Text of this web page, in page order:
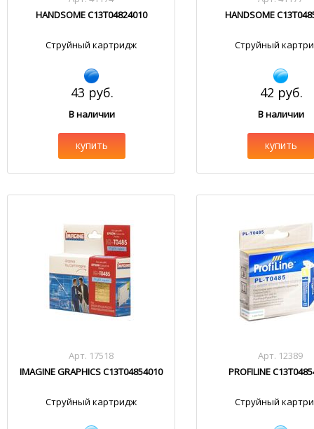
HANDSOME C13T04824010
Струйный картридж
43 руб.
В наличии
купить
HANDSOME
Струйный
42 руб.
В наличии
купить
Арт. 17518
IMAGINE GRAPHICS C13T04854010
Струйный картридж
Арт. 12389
PROFILINE
Струйный